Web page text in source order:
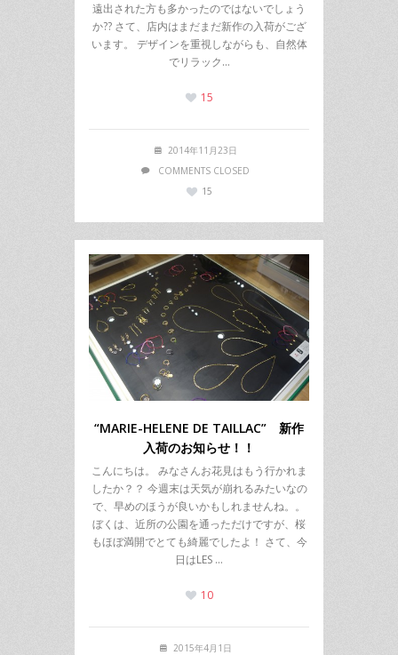
遠出された方も多かったのではないでしょう
か?? さて、店内はまだまだ新作の入荷がござ
います。 デザインを重視しながらも、自然体
でリラック…
15
2014年11月23日
COMMENTS CLOSED
15
“MARIE-HELENE DE TAILLAC” 新作
入荷のお知らせ！！
こんにちは。 みなさんお花見はもう行かれま
したか？？ 今週末は天気が崩れるみたいなの
で、早めのほうが良いかもしれませんね。。
ぼくは、近所の公園を通っただけですが、桜
もほぼ満開でとても綺麗でしたよ！ さて、今
日はLES …
10
2015年4月1日